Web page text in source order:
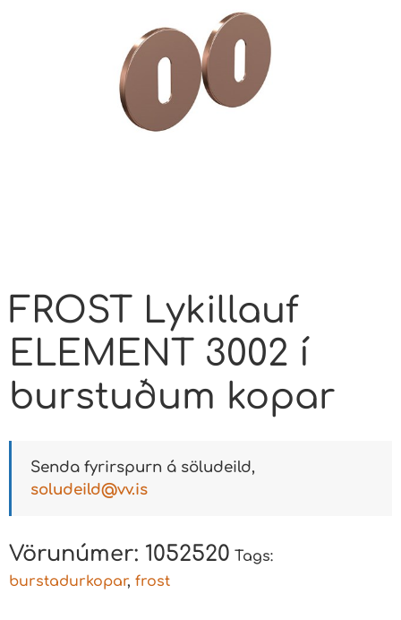
FROST Lykillauf
ELEMENT 3002 í
burstuðum kopar
Senda fyrirspurn á söludeild,
soludeild@vv.is
Vörunúmer: 1052520 Tags:
burstadurkopar, frost